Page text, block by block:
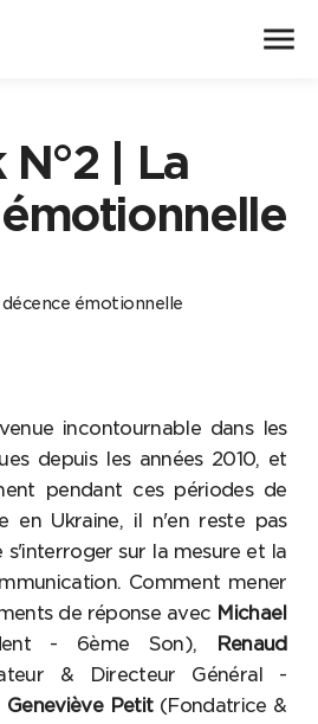
menu
N°2 | La
incontournable dans les
depuis les années 2010, et
pendant ces périodes de
en Ukraine, il n'en reste pas
s'interroger sur la mesure et la
Comment mener
de réponse avec Michael
- 6ème Son),
Renaud
& Directeur Général -
Geneviève Petit(Fondatrice &